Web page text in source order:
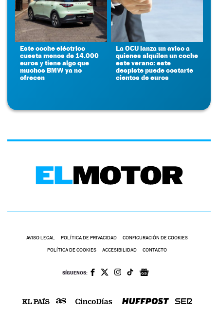
Este coche eléctrico
cuesta menos de 14.000
euros y tiene algo que
muchos BMW ya no
ofrecen
La OCU lanza un aviso a
quienes alquilen un coche
este verano: este
despiste puede costarte
cientos de euros
AVISO LEGAL POLÍTICA DE PRIVACIDAD CONFIGURACIÓN DE COOKIES
POLÍTICA DE COOKIES ACCESIBILIDAD CONTACTO
SÍGUENOS: